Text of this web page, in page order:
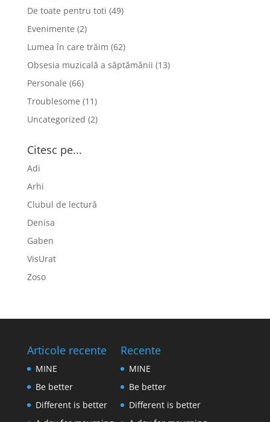
De toate pentru toti (49)
Evenimente (2)
Lumea în care trăim (62)
Obsesia muzicală a săptămânii (13)
Personale (66)
Troublesome (11)
Uncategorized (2)
Citesc pe...
Adi
Arhi
Clubul de lectură
Denisa
Gaben
VisUrat
Zoso
Articole recente
MINE
Be better
Different is better
Recente
MINE
Be better
Different is better